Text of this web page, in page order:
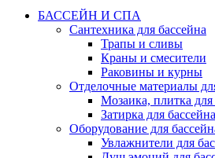
БАССЕЙН И СПА
Сантехника для бассейна
Трапы и сливы
Краны и смесители
Раковины и курны
Отделочные материалы
Мозаика, плитка для
Затирка для бассейна
Оборудование для
Увлажнители для